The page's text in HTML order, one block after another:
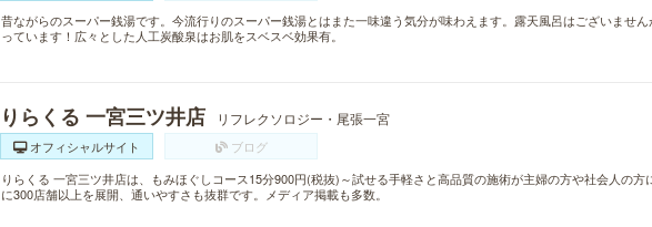
昔ながらのスーパー銭湯です。今流行りのスーパー銭湯とはまた一味違う気分が味わえます。露天風呂はございませ
っています！広々とした人工炭酸泉はお肌をスベスベ効果有。
りらくる 一宮三ツ井店 リフレクソロジー・尾張一宮
オフィシャルサイト
ブログ
りらくる 一宮三ツ井店は、もみほぐしコース15分900円(税抜)～試せる手軽さと高品質の施術が主婦の方や社会人の方
に300店舗以上を展開、通いやすさも抜群です。メディア掲載も多数。